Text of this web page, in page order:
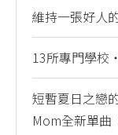
維持一張好人
13所專門學校
短暫夏日之戀
Mom全新單曲